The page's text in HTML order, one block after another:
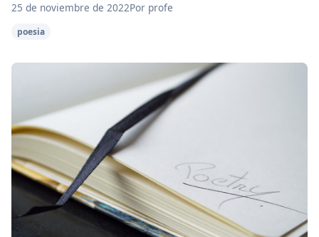
25 de noviembre de 2022Por profe
poesia